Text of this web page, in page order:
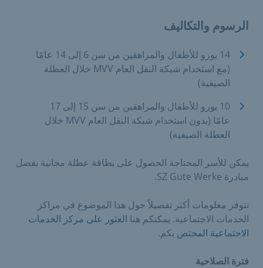
الرسوم والتكاليف
14 يورو للأطفال والمراهقين من سن 6 إلى 14 عامًا
(مع استخدام شبكة النقل العام MVV خلال العطلة
الصيفية)
10 يورو للأطفال والمراهقين من سن 15 إلى 17
عامًا (بدون استخدام شبكة النقل العام MVV خلال
العطلة الصيفية)
يمكن للأسر المحتاجة الحصول على بطاقة عطلة مجانية بفضل
مبادرة SZ Gute Werke.
تتوفر معلومات أكثر تفصيلاً حول هذا الموضوع في مراكز
الخدمات الاجتماعية. يمكنكم هنا العثور على مركز الخدمات
الاجتماعية المختص بكم.
فترة الصلاحية